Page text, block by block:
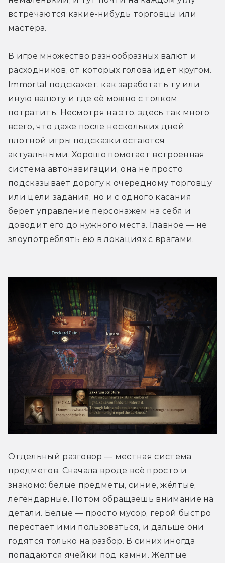
встречаются какие-нибудь торговцы или
мастера.
В игре множество разнообразных валют и
расходников, от которых голова идёт кругом.
Immortal подскажет, как заработать ту или
иную валюту и где её можно с толком
потратить. Несмотря на это, здесь так много
всего, что даже после нескольких дней
плотной игры подсказки остаются
актуальными. Хорошо помогает встроенная
система автонавигации, она не просто
подсказывает дорогу к очередному торговцу
или цели задания, но и с одного касания
берёт управление персонажем на себя и
доводит его до нужного места. Главное — не
злоупотреблять ею в локациях с врагами.
Отдельный разговор — местная система
предметов. Сначала вроде всё просто и
знакомо: белые предметы, синие, жёлтые,
легендарные. Потом обращаешь внимание на
детали. Белые — просто мусор, герой быстро
перестаёт ими пользоваться, и дальше они
годятся только на разбор. В синих иногда
попадаются ячейки под камни. Жёлтые